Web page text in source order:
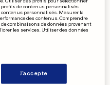
de contenus personnalisés.
personnalisés. Mesurer la
des contenus. Comprendre
combinaisons de données provenant
les services. Utiliser des données
J'accepte